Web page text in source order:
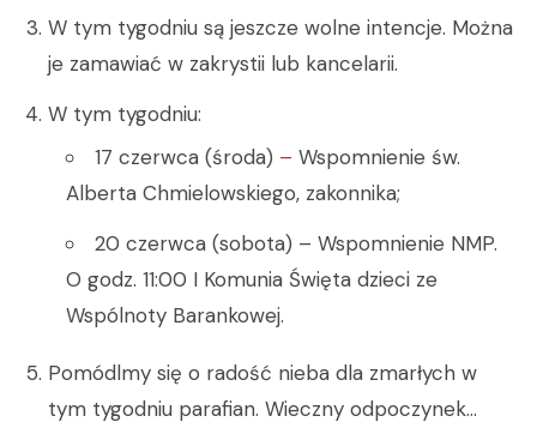
W tym tygodniu są jeszcze wolne intencje. Można
je zamawiać w zakrystii lub kancelarii.
W tym tygodniu:
17 czerwca (środa) – Wspomnienie św.
Alberta Chmielowskiego, zakonnika;
20 czerwca (sobota) – Wspomnienie NMP.
O godz. 11:00 I Komunia Święta dzieci ze
Wspólnoty Barankowej.
Pomódlmy się o radość nieba dla zmarłych w
tym tygodniu parafian. Wieczny odpoczynek…